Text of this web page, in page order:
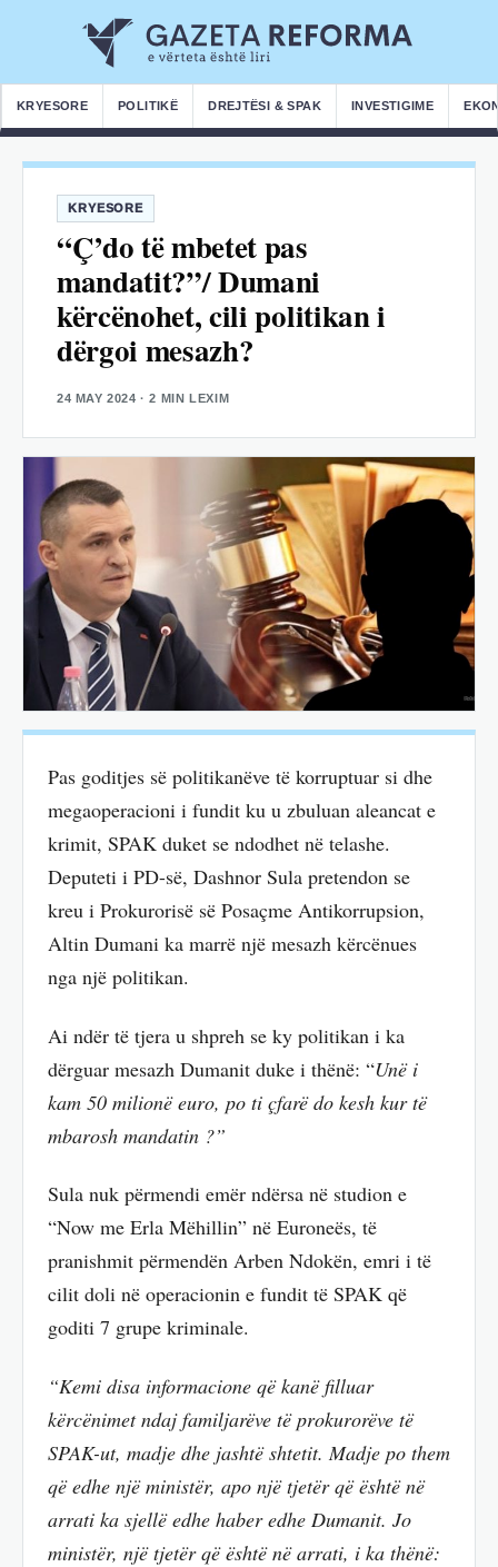
KRYESORE POLITIKË DREJTËSI & SPAK INVESTIGIME
KRYESORE
“Ç’do të mbetet pas
mandatit?”/ Dumani
kërcënohet, cili politikan i
dërgoi mesazh?
24 MAY 2024 · 2 MIN LEXIM
Pas goditjes së politikanëve të korruptuar si dhe
megaoperacioni i fundit ku u zbuluan aleancat e
krimit, SPAK duket se ndodhet në telashe.
Deputeti i PD-së, Dashnor Sula pretendon se
kreu i Prokurorisë së Posaçme Antikorrupsion,
Altin Dumani ka marrë një mesazh kërcënues
nga një politikan.
Ai ndër të tjera u shpreh se ky politikan i ka
dërguar mesazh Dumanit duke i thënë: “Unë i
kam 50 milionë euro, po ti çfarë do kesh kur të
mbarosh mandatin ?”
Sula nuk përmendi emër ndërsa në studion e
“Now me Erla Mëhillin” në Euroneës, të
pranishmit përmendën Arben Ndokën, emri i të
cilit doli në operacionin e fundit të SPAK që
goditi 7 grupe kriminale.
“Kemi disa informacione që kanë filluar
kërcënimet ndaj familjarëve të prokurorëve të
SPAK-ut, madje dhe jashtë shtetit. Madje po them
që edhe një ministër, apo një tjetër që është në
arrati ka sjellë edhe haber edhe Dumanit. Jo
ministër, një tjetër që është në arrati, i ka thënë: